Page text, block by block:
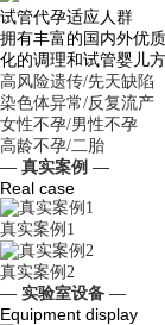
试管代孕适应人群
拥有丰富的国内外优
化的调理和试管婴儿
高风险遗传/先天缺陷
染色体异常/反复流产
女性不孕/男性不孕
高龄不孕/二胎
— 真实案例 —
Real case
真实案例1
真实案例2
— 实验室设备 —
Equipment display